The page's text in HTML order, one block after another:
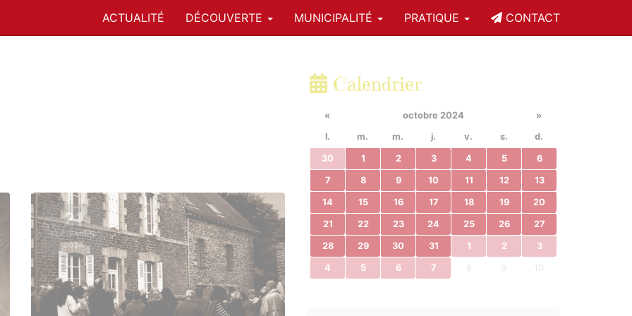
ACTUALITÉ DÉCOUVERTE MUNICIPALITÉ PRATIQUE CONTACT
21
SEPTEMBRE
2024
Calendrier
« octobre 2024
»
l.
m. m. j. v. s. d.
30 1 2 3 4 5 6
7 8 9 10 11 12 13
14 15 16 17 18 19 20
21 22 23 24 25 26 27
28 29 30 31 1 2 3
4 5 6 7 8 9 10